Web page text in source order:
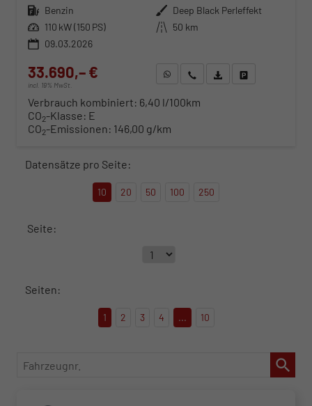
Kraftstoff Benzin Außenfarbe Deep Black Perleffekt
Leistung 110 kW (150 PS) Kilometerstand 50 km
09.03.2026
33.690,– €
incl. 19% MwSt.
WhatsApp anfragen
Wir rufen Sie anFahrzeugexposé (PDF)
Verbrauch kombiniert: 6,40 l/100km
CO2-Klasse: E
CO2-Emissionen: 146,00 g/km
Datensätze pro Seite:
10 20 50 100 250
Seite:
Seiten:
1 2 3 4 ... 10
Fahrzeugnr.